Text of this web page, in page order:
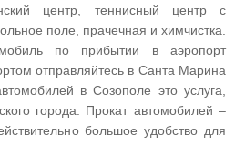
центр, теннисный центр с
поле, прачечная и химчистка.
по прибытии в аэропорт
отправляйтесь в Санта Марина
в Созополе это услуга,
города. Прокат автомобилей –
большое удобство для